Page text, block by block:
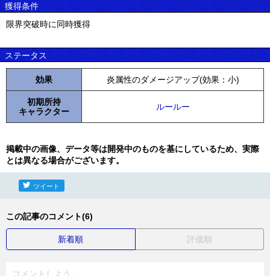
獲得条件
限界突破時に同時獲得
ステータス
効果 炎属性のダメージアップ(効果：小)
初期所持
キャラクター
ルールー
掲載中の画像、データ等は開発中のものを基にしているため、実際
とは異なる場合がございます。
ツイート
この記事のコメント(6)
新着順 評価順
コメントしよう...